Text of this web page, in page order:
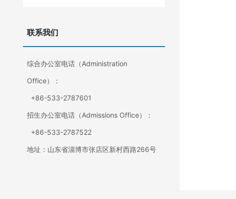
联系我们
综合办公室电话（Administration
Office）：
+86-533-2787601
招生办公室电话（Admissions Office）：
+86-533-2787522
地址：山东省淄博市张店区新村西路266号